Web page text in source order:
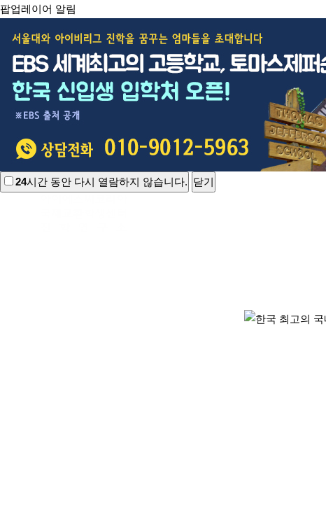
팝업레이어 알림
24시간 동안 다시 열람하지 않습니다. 닫기